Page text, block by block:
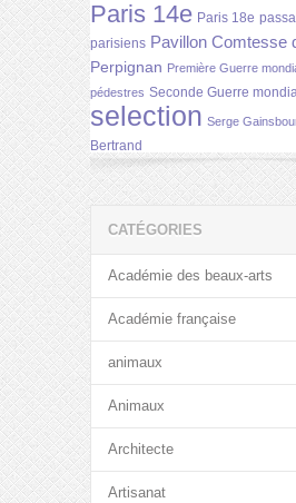
Paris 14e Paris 18e
parisiens Pavillon Comtesse
Perpignan Première Guerre
pédestres Seconde Guerre
selection Serge
Bertrand
CATÉGORIES
Académie des beaux-arts
Académie française
animaux
Animaux
Architecte
Artisanat